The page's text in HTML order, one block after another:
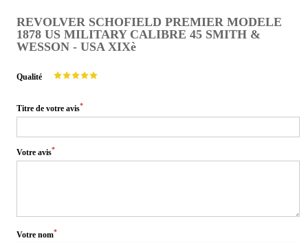
REVOLVER SCHOFIELD PREMIER MODELE
1878 US MILITARY CALIBRE 45 SMITH &
WESSON - USA XIXè
Qualité
Titre de votre avis*
Votre avis*
Votre nom*